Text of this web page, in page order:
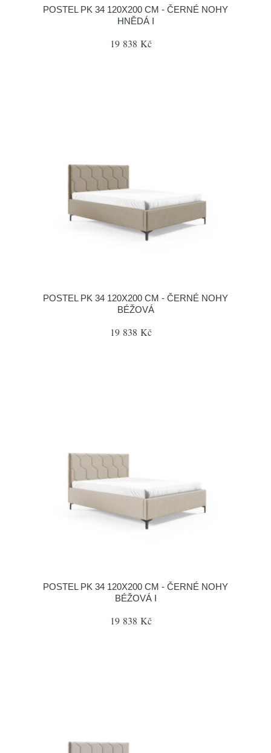
POSTEL PK 34 120X200 CM - ČERNÉ NOHY
HNĚDÁ I
19 838 Kč
POSTEL PK 34 120X200 CM - ČERNÉ NOHY
BÉŽOVÁ
19 838 Kč
POSTEL PK 34 120X200 CM - ČERNÉ NOHY
BÉŽOVÁ I
19 838 Kč